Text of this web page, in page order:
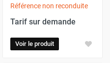
Référence non reconduite
Tarif sur demande
Voir le produit